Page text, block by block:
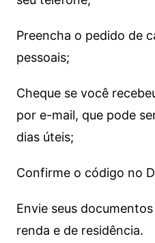
Preencha o pedido de
pessoais;
Cheque se você
por e-mail, que pode
dias úteis;
Confirme o código no
Envie seus
renda e de residência.